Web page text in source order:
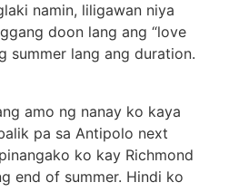
namin, liligawan niya
doon lang ang “love
summer lang ang duration.
amo ng nanay ko kaya
pa sa Antipolo next
ko kay Richmond
end of summer. Hindi ko